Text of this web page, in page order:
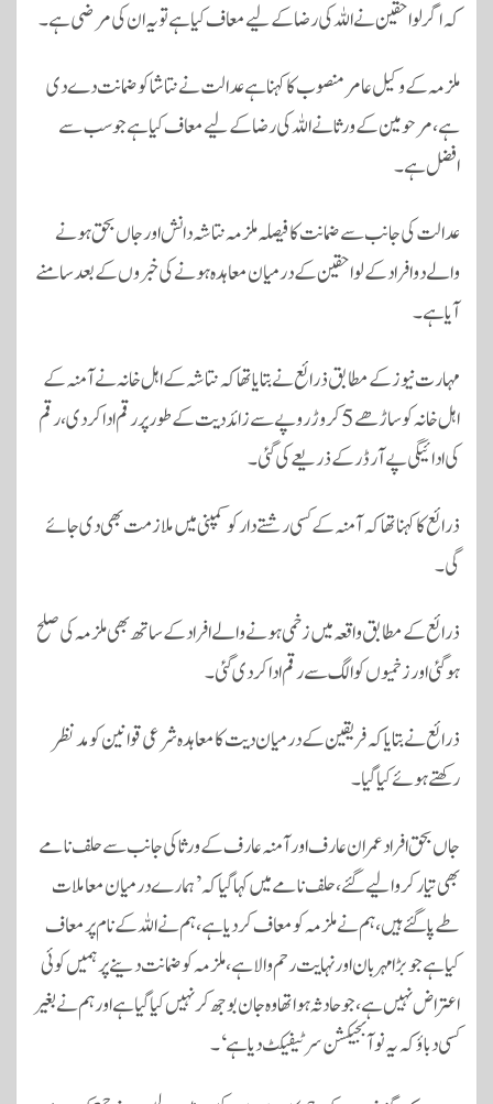
کہ اگر لواحقین نے اللہ کی رضا کے لیے معاف کیا ہے تو یہ ان کی مرضی ہے۔
ملزمہ کے وکیل عامر منصوب کا کہنا ہے عدالت نے نتاشا کو ضمانت دے دی
ہے، مرحومین کے ورثا نے اللہ کی رضا کے لیے معاف کیا ہے جو سب سے
افضل ہے۔
عدالت کی جانب سے ضمانت کا فیصلہ ملزمہ نتاشہ دانش اور جاں بحق ہونے
والے دو افراد کے لواحقین کے درمیان معاہدہ ہونے کی خبروں کے بعد سامنے
آیا ہے۔
مہارت نیوز کے مطابق ذرائع نے بتایا تھا کہ نتاشہ کے اہل خانہ نے آمنہ کے
اہل خانہ کو ساڑھے 5 کروڑ روپے سے زائد دیت کے طور پر رقم ادا کردی، رقم
کی ادائیگی پے آرڈر کے ذریعے کی گئی۔
ذرائع کا کہنا تھا کہ آمنہ کے کسی رشتے دار کو کمپنی میں ملازمت بھی دی جائے
گی۔
ذرائع کے مطابق واقعہ میں زخمی ہونے والے افراد کے ساتھ بھی ملزمہ کی صلح
ہوگئی اور زخمیوں کو الگ سے رقم ادا کردی گئی۔
ذرائع نے بتایا کہ فریقین کے درمیان دیت کا معاہدہ شرعی قوانین کو مدنظر
رکھتے ہوئے کیا گیا۔
جاں بحق افراد عمران عارف اور آمنہ عارف کے ورثا کی جانب سے حلف نامے
بھی تیار کروالیے گئے، حلف نامے میں کہا گیا کہ ’ہمارے درمیان معاملات
طے پا گئے ہیں، ہم نے ملزمہ کو معاف کردیا ہے، ہم نے اللہ کے نام پر معاف
کیا ہے جو بڑا مہربان اور نہایت رحم والا ہے ، ملزمہ کو ضمانت دینے پر ہمیں کوئی
اعتراض نہیں ہے ، جو حادثہ ہوا تھا وہ جان بوجھ کر نہیں کیا گیا ہے اور ہم نے بغیر
کسی دباؤ کہ یہ نو آبجیکشن سرٹیفیکٹ دیا ہے‘۔